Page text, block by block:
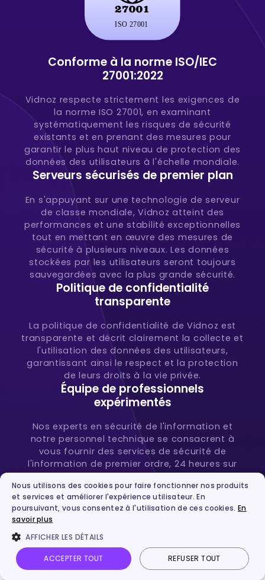
Conforme à la norme ISO/IEC
27001:2022
Vidnoz respecte strictement les exigences de
la norme ISO 27001, en examinant
systématiquement les risques de sécurité
existants et en prenant des mesures pour
garantir le plus haut niveau de protection des
données des utilisateurs à l'échelle mondiale.
Serveurs sécurisés de premier plan
En s'appuyant sur une technologie de serveur
de classe mondiale, Vidnoz atteint des
performances et une stabilité exceptionnelles
tout en mettant en œuvre des mesures de
sécurité à plusieurs niveaux. Les données
stockées par les utilisateurs seront toujours
sauvegardées avec la plus grande sécurité.
Politique de confidentialité
transparente
La politique de confidentialité de Vidnoz est
transparente et décrit clairement la collecte et
l'utilisation des données des utilisateurs,
garantissant ainsi le respect et la protection
de leurs droits à la vie privée.
Équipe de professionnels
expérimentés
Nos experts en sécurité de l'information et
notre personnel technique se consacrent à
vous fournir des services de sécurité de
l'information de premier ordre, 24 heures sur
24, afin de garantir la sécurité de vos données.
Services personnalisés pour les
entreprises
Vidnoz est évolutif pour répondre aux besoins
de création d'images et de vidéos de
différentes entreprises. Nous maintenons
toujours le plus haut niveau de sécurité pour
Vidnoz AI Image en vidéo Connexion
Nous utilisons des cookies pour faire fonctionner nos produits
et services et améliorer l'expérience utilisateur. En
poursuivant, vous consentez à l'utilisation de ces cookies. En
savoir plus
AFFICHER LES DÉTAILS
ACCEPTER TOUT REFUSER TOUT